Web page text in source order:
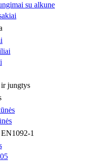
su alkune
jungtys
1